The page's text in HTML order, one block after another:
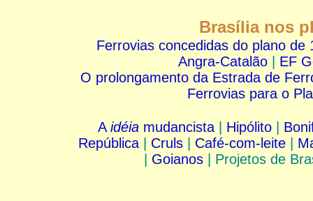
Brasília nos
Ferrovias concedidas do plano de
Angra-Catalão| EF
O prolongamento da Estrada de
Ferrovias para o
A idéiamudancista| Hipólito|
República| Cruls| Café-com-leite|
| Goianos | Projetos de